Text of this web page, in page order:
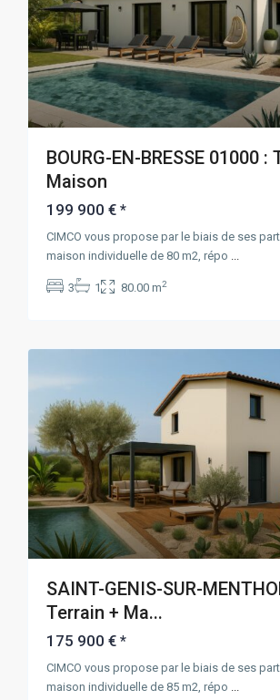
BOURG-EN-BRESSE 01000 :
Maison
199 900 €*
CIMCO vous propose par le biais de ses
maison individuelle de 80 m2, répo
3 1 80.00 m2
SAINT-GENIS-SUR-
Terrain + Ma...
175 900 €*
CIMCO vous propose par le biais de ses
maison individuelle de 85 m2, répo